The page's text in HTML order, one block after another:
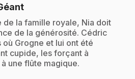
.
de la famille royale, Nia doit
de la générosité. Cédric
Grogne et lui ont été
cupide, les forçant à
une flûte magique.